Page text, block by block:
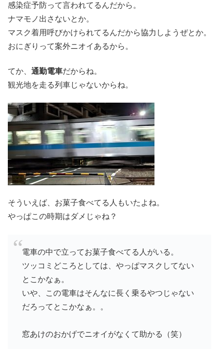
感染症予防って言われてるんだから。
ナマモノ出さないとか。
マスク着用呼びかけられてるんだから協力しようぜとか。
おにぎりって案外ニオイあるから。
てか、 通勤電車だからね。
観光地を走る列車じゃないからね。
そういえば、お菓子食べてる人もいたよね。
やっぱこの時期はダメじゃね？
電車の中で立ってお菓子食べてる人がいる。
ツッコミどころとしては、やっぱマスクしてない
とこかなぁ。
いや、この電車はそんなに長く乗るやつじゃない
だろってとこかなぁ。。
窓あけのおかげでニオイがなくて助かる（笑）